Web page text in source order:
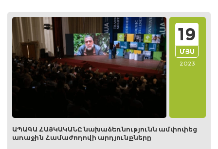
ԱՊԱԳԱ ՀԱՅԿԱԿԱՆԸ նախաձեռնությունն ամփոփեց
առաջին Համաժողովի արդյունքները
19
ՄՅՍ
2023